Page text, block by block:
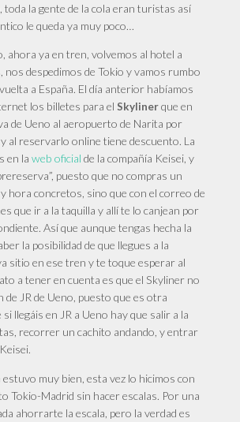
la gente de la cola eran turistas así
le queda ya muy poco…
ahora ya en tren, volvemos al hotel a
nos despedimos de Tokio y vamos rumbo
a España. El día anterior habíamos
los billetes para el Skylinerque en
de Ueno al aeropuerto de Narita por
al reservarlo online tiene descuento. La
en laweb oficial de la compañía Keisei, y
puesto que no compras un
hora concretos, sino que con el correo de
que ir a la taquilla y allí te lo canjean por
Así que aunque tengas hecha la
la posibilidad de que llegues a la
sitio en ese tren y te toque esperar al
a tener en cuenta es que el Skyliner no
de JR de Ueno, puesto que es otra
si llegáis en JR a Ueno hay que salir a la
recorrer un cachito andando, y entrar
estuvo muy bien, esta vez lo hicimos con
Tokio-Madrid sin hacer escalas. Por una
ahorrarte la escala, pero la verdad es